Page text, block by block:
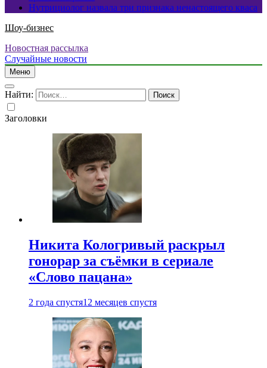
Нутрициолог назвала три признака ненастоящего кваса
Шоу-бизнес
Новостная рассылка
Случайные новости
Меню
Найти:
Заголовки
Никита Кологривый раскрыл
гонорар за съёмки в сериале
«Слово пацана»
2 года спустя12 месяцев спустя